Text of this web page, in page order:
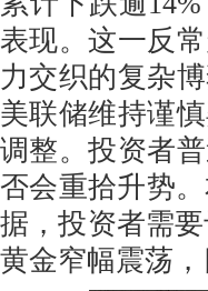
表现。这一反
力交织的复杂
美联储维持谨
调整。投资者
否会重拾升势
据，投资者需
黄金窄幅震荡